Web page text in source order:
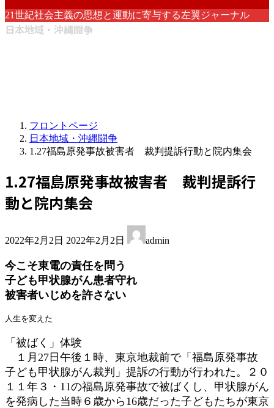
21世紀社会主義の思想と運動に寄与する左翼ジャーナル
日本地域・沖縄闘争
フロントページ
日本地域・沖縄闘争
1.27福島原発事故被害者 裁判提訴行動と院内集会
1.27福島原発事故被害者 裁判提訴行
動と院内集会
2022年2月2日 終
新
日
時
2022年2月2日 admin
今こそ東電の責任を問う
子ども甲状腺がん患者守れ
被害者いじめを許さない
人生を変えた
「被ばく」体験
１月27日午後１時、東京地裁前で「福島原発事故
子ども甲状腺がん裁判」提訴の行動が行われた。２０
１１年３・11の福島原発事故で被ばくし、甲状腺がん
を発病した当時６歳から16歳だった子どもたちが東京